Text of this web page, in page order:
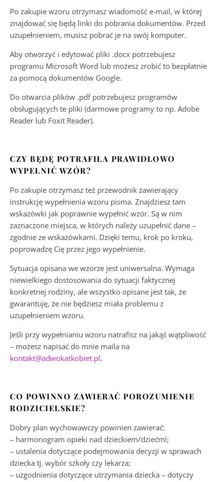
Po zakupie wzoru otrzymasz wiadomość e-mail, w której
znajdować się będą linki do pobrania dokumentów. Przed
uzupełnieniem, musisz pobrać je na swój komputer.
Aby otworzyć i edytować pliki .docx potrzebujesz
programu Microsoft Word lub możesz zrobić to bezpłatnie
za pomocą dokumentów Google.
Do otwarcia plików .pdf potrzebujesz programów
obsługujących te pliki (darmowe programy to np. Adobe
Reader lub Foxit Reader).
CZY BĘDĘ POTRAFIŁA PRAWIDŁOWO
WYPEŁNIĆ WZÓR?
Po zakupie otrzymasz też przewodnik zawierający
instrukcję wypełnienia wzoru pisma. Znajdziesz tam
wskazówki jak poprawnie wypełnić wzór. Są w nim
zaznaczone miejsca, w których należy uzupełnić dane –
zgodnie ze wskazówkami. Dzięki temu, krok po kroku,
poprowadzę Cię przez jego wypełnienie.
Sytuacja opisana we wzorze jest uniwersalna. Wymaga
niewielkiego dostosowania do sytuacji faktycznej
konkretnej rodziny, ale wszystko opisane jest tak, że
gwarantuję, że nie będziesz miała problemu z
uzupełnieniem wzoru.
Jeśli przy wypełnianiu wzoru natrafisz na jakąś wątpliwość
– możesz napisać do mnie maila na
kontakt@adwokatkobiet.pl.
CO POWINNO ZAWIERAĆ POROZUMIENIE
RODZICIELSKIE?
Dobry plan wychowawczy powinien zawierać:
– harmonogram opieki nad dzieckiem/dziećmi;
– ustalenia dotyczące podejmowania decyzji w sprawach
dziecka tj. wybór szkoły czy lekarza;
– uzgodnienia dotyczące utrzymania dziecka – dotyczy